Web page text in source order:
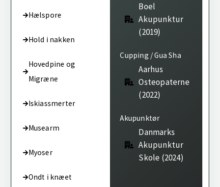
Hælspore
Hold i nakken
Hovedpine og
Migræne
Iskiassmerter
Musearm
Myoser
Ondt i knæet
Boel
Akupunktur
(2019)
Cupping / Gua Sha
Aarhus
Osteopaterne
(2022)
Akupunktør
Danmarks
Akupunktur
Skole (2024)